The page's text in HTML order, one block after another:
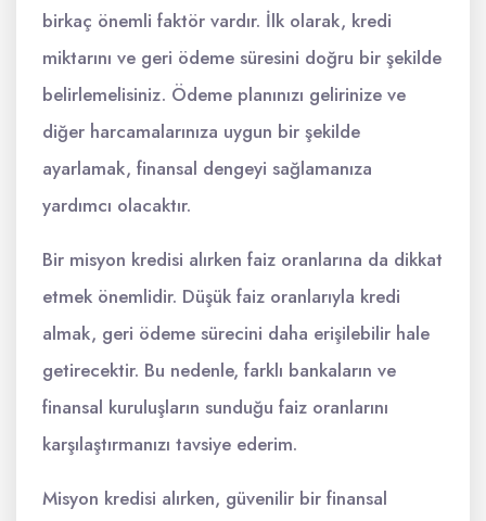
birkaç önemli faktör vardır. İlk olarak, kredi
miktarını ve geri ödeme süresini doğru bir şekilde
belirlemelisiniz. Ödeme planınızı gelirinize ve
diğer harcamalarınıza uygun bir şekilde
ayarlamak, finansal dengeyi sağlamanıza
yardımcı olacaktır.
Bir misyon kredisi alırken faiz oranlarına da dikkat
etmek önemlidir. Düşük faiz oranlarıyla kredi
almak, geri ödeme sürecini daha erişilebilir hale
getirecektir. Bu nedenle, farklı bankaların ve
finansal kuruluşların sunduğu faiz oranlarını
karşılaştırmanızı tavsiye ederim.
Misyon kredisi alırken, güvenilir bir finansal